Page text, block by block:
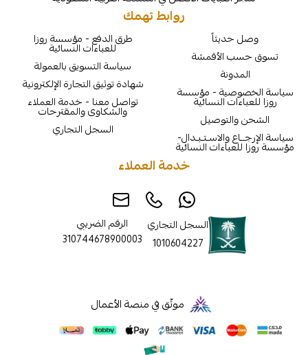
- مؤسسة
النسائية
النسائية
طرق الدفع - مؤسسة روزا
للعباءات النسائية
سياسة التسويق بالعمولة
شهادة توثيق التجارة الإلكترونية
تواصل معنا - خدمة العملاء
والشكاوى والمقترحات
السجل التجاري
1010604227
الرقم الضريبي
310744678900003
موثّق في منصة الأعمال